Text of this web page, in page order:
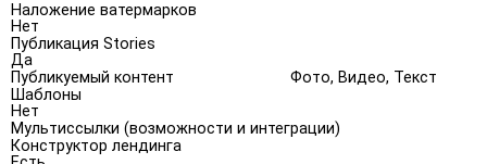
Наложение ватермарков
Нет
Публикация Stories
Да
Публикуемый контент
Фото, Видео, Текст
Шаблоны
Нет
Мультиссылки (возможности и интеграции)
Конструктор лендинга